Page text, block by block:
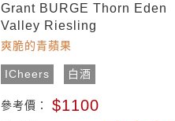
Grant BURGE Thorn Eden
Valley Riesling
爽脆的青蘋果
ICheers 白酒
參考價： $1100